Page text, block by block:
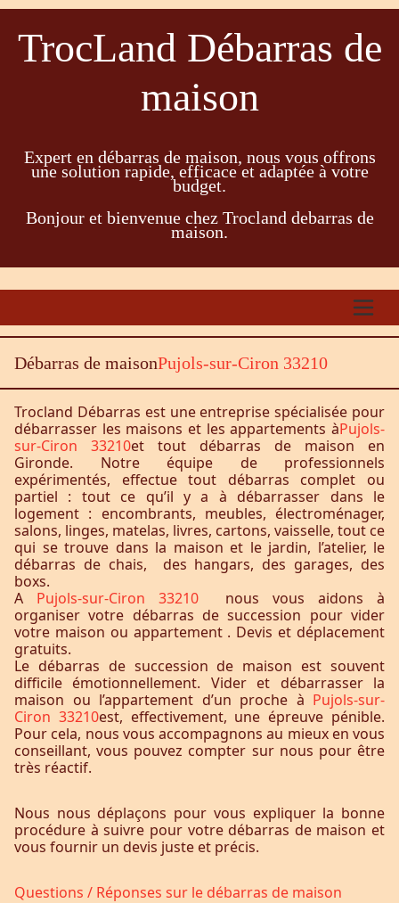
TrocLand Débarras de
maison
Expert en débarras de maison, nous vous offrons
une solution rapide, efficace et adaptée à votre
budget.
Bonjour et bienvenue chez Trocland debarras de
maison.
Débarras de maisonPujols-sur-Ciron 33210
Trocland Débarras est une entreprise spécialisée pour
débarrasser les maisons et les appartements àPujols-
sur-Ciron 33210et tout débarras de maison en
Gironde. Notre équipe de professionnels
expérimentés, effectue tout débarras complet ou
partiel : tout ce qu’il y a à débarrasser dans le
logement : encombrants, meubles, électroménager,
salons, linges, matelas, livres, cartons, vaisselle, tout ce
qui se trouve dans la maison et le jardin, l’atelier, le
débarras de chais, des hangars, des garages, des
boxs.
A Pujols-sur-Ciron 33210 nous vous aidons à
organiser votre débarras de succession pour vider
votre maison ou appartement . Devis et déplacement
gratuits.
Le débarras de succession de maison est souvent
difficile émotionnellement. Vider et débarrasser la
maison ou l’appartement d’un proche à Pujols-sur-
Ciron 33210est, effectivement, une épreuve pénible.
Pour cela, nous vous accompagnons au mieux en vous
conseillant, vous pouvez compter sur nous pour être
très réactif.
Nous nous déplaçons pour vous expliquer la bonne
procédure à suivre pour votre débarras de maison et
vous fournir un devis juste et précis.
Questions / Réponses sur le débarras de maison